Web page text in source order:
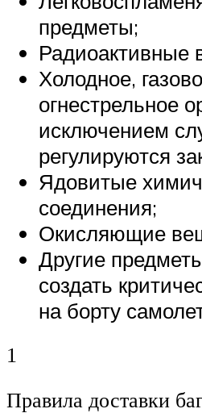
предметы;
Радиоактивные
Холодное,
огнестрельное
исключением
регулируются
Ядовитые
соединения;
Окисляющие
Другие
создать
на борту
1
Правила доставки